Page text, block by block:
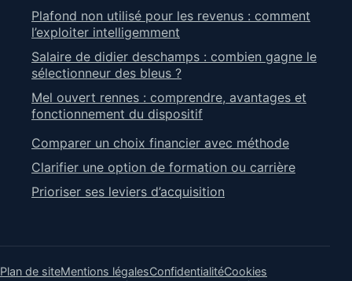
Plafond non utilisé pour les revenus : comment
l’exploiter intelligemment
Salaire de didier deschamps : combien gagne le
sélectionneur des bleus ?
Mel ouvert rennes : comprendre, avantages et
fonctionnement du dispositif
Comparer un choix financier avec méthode
Clarifier une option de formation ou carrière
Prioriser ses leviers d’acquisition
Plan de siteMentions légalesConfidentialitéCookies